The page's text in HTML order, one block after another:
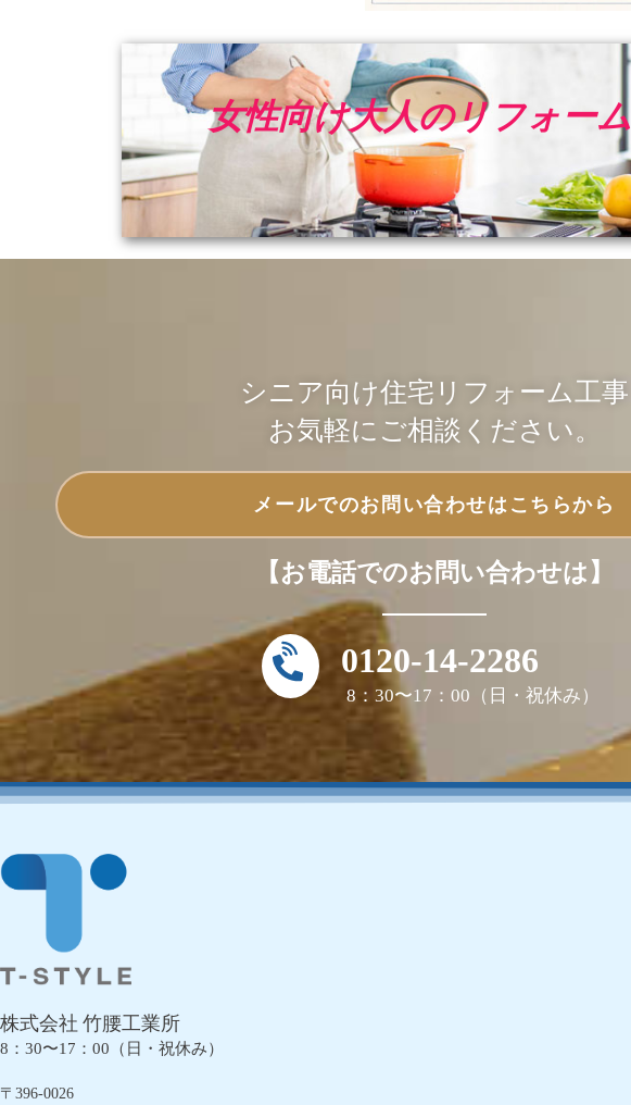
女性向け大人のリフォーム
シニア向け住宅リフォーム工事
お気軽にご相談ください。
メールでのお問い合わせはこちらから
【お電話でのお問い合わせは】
0120-14-2286
8：30〜17：00（日・祝休み）
株式会社 竹腰工業所
8：30〜17：00（日・祝休み）
〒396-0026